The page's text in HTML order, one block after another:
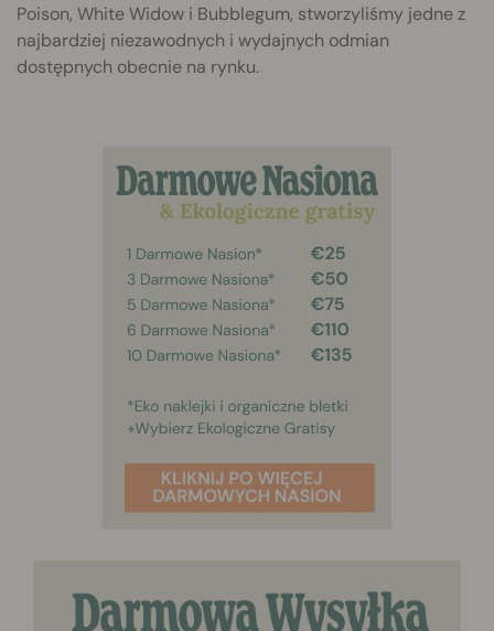
Poison, White Widow i Bubblegum, stworzyliśmy jedne z
najbardziej niezawodnych i wydajnych odmian
dostępnych obecnie na rynku.